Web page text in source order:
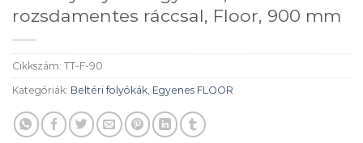
rozsdamentes ráccsal, Floor, 900 mm
Cikkszám: TT-F-90
Kategóriák: Beltéri folyókák, Egyenes FLOOR